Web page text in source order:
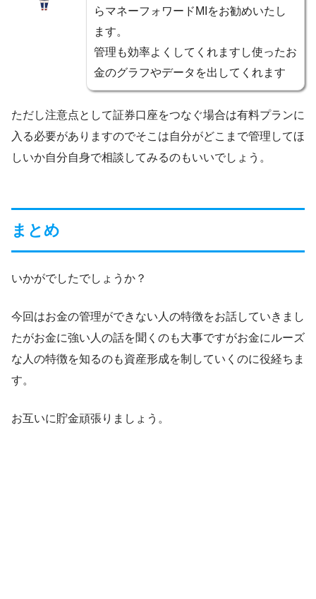
らマネーフォワードMIをお勧めいたし
ます。
管理も効率よくしてくれますし使ったお
金のグラフやデータを出してくれます
ただし注意点として証券口座をつなぐ場合は有料プランに
入る必要がありますのでそこは自分がどこまで管理してほ
しいか自分自身で相談してみるのもいいでしょう。
まとめ
いかがでしたでしょうか？
今回はお金の管理ができない人の特徴をお話していきまし
たがお金に強い人の話を聞くのも大事ですがお金にルーズ
な人の特徴を知るのも資産形成を制していくのに役経ちま
す。
お互いに貯金頑張りましょう。